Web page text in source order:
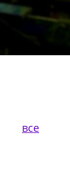
все